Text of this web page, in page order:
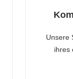
Unsere
ihres